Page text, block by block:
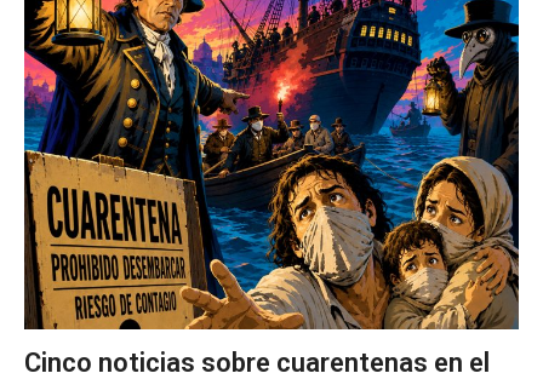
Cinco noticias sobre cuarentenas en el